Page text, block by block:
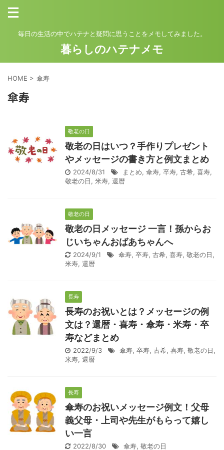
毎日の生活の中でハテナと疑問に思うことをメモしてみました。
暮らしのハテナメモ
HOME > 傘寿
傘寿
敬老の日
敬老の日はいつ？手作りプレゼント
やメッセージの書き方と例文まとめ
2024/8/31 まとめ, 傘寿, 卒寿, 古希, 喜寿,
敬老の日, 米寿, 還暦
敬老の日
敬老の日メッセージ 一言！孫からお
じいちゃんおばあちゃんへ
2024/9/1 傘寿, 卒寿, 古希, 喜寿, 敬老の日,
米寿, 還暦
長寿
長寿のお祝いとは？メッセージの例
文は？還暦・喜寿・傘寿・米寿・卒
寿などまとめ
2022/9/3 傘寿, 卒寿, 古希, 喜寿, 敬老の日,
米寿, 還暦
長寿
傘寿のお祝いメッセージ例文！父母
義父母・上司や先生がもらって嬉し
い一言
2022/8/30 傘寿, 敬老の日